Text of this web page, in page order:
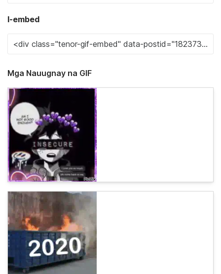
I-embed
Mga Nauugnay na GIF